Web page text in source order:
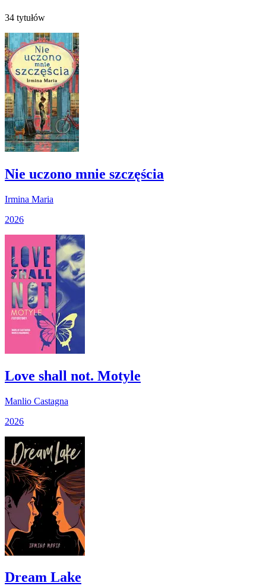
34 tytułów
Nie uczono mnie szczęścia
Irmina Maria
2026
Love shall not. Motyle
Manlio Castagna
2026
Dream Lake